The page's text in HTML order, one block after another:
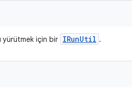
yürütmek için bir IRunUtil .